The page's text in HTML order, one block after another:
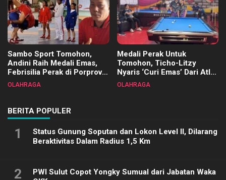
Sambo Sport Tomohon,
Andini Raih Medali Emas,
Febrisilia Perak di Porprov
Sulut 2025
OLAHRAGA
Medali Perak Untuk
Tomohon, Ticho-Litzy
Nyaris ‘Curi Emas’ Dari Atlet
Biliar PON di Porprov Sulut
OLAHRAGA
BERITA POPULER
1
Status Gunung Soputan dan Lokon Level II, Dilarang
Beraktivitas Dalam Radius 1,5 Km
2
PWI Sulut Copot Yongky Sumual dari Jabatan Waka